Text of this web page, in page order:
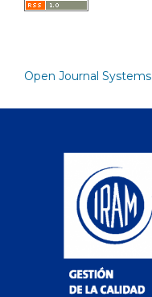
Open Journal Systems